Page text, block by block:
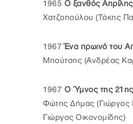
1965 Ο ξανθός Απρίλης
Χατζοπούλου (Τάκης
1967Ένα πρωινό του
Μπούτσης (Ανδρέας
1967 Ο Ύμνος της 21ης
Φώτης Δήμας (Γιώργος
Γιώργος Οικονομίδης)